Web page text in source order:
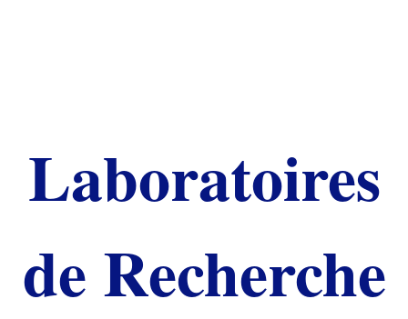
Laboratoires
de Recherche